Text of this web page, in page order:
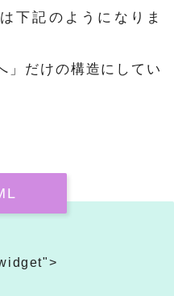
下記のようになりま
」だけの構造にしてい